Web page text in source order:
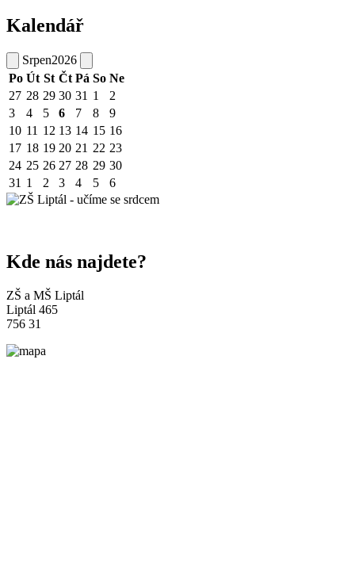
Kalendář
Srpen2026
Po Út St Čt Pá So Ne
27 28 29 30 31 1
2
3
4 5 6 7 8
9
10 11 12 13 14 15 16
17 18 19 20 21 22 23
24 25 26 27 28 29 30
31 1 2 3 4 5 6
Kde nás najdete?
ZŠ a MŠ Liptál
Liptál 465
756 31